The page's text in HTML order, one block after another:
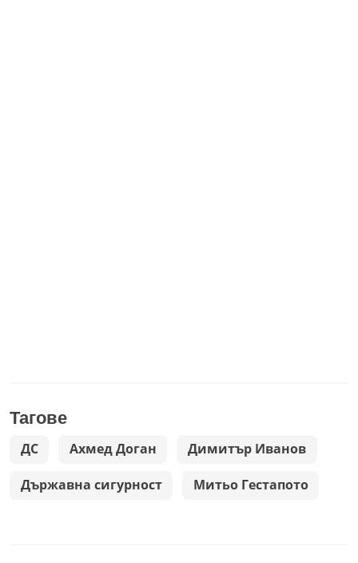
Тагове
ДС Ахмед Доган Димитър Иванов
Държавна сигурност Митьо Гестапото